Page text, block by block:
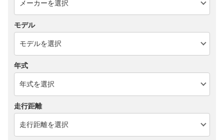
モデル
年式
走行距離